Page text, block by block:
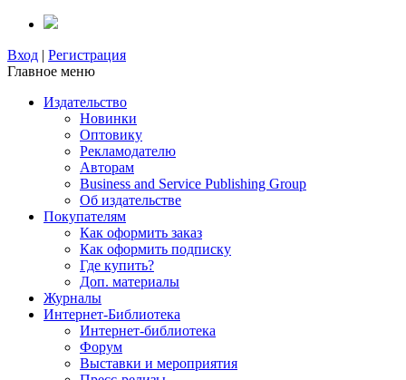
Вход | Регистрация
Главное меню
Издательство
Новинки
Оптовику
Рекламодателю
Авторам
Business and Service Publishing Group
Об издательстве
Покупателям
Как оформить заказ
Как оформить подписку
Где купить?
Доп. материалы
Журналы
Интернет-Библиотека
Интернет-библиотека
Форум
Выставки и мероприятия